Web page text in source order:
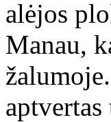
alėjos
Manau,
aptvertas